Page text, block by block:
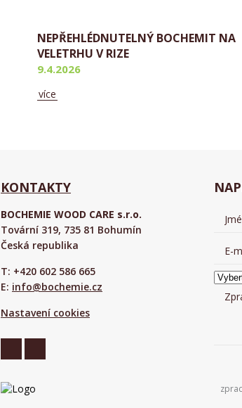
NEPŘEHLÉDNUTELNÝ BOCHEMIT NA
VELETRHU V RIZE
9.4.2026
více
KONTAKTY
BOCHEMIE WOOD CARE s.r.o.
Tovární 319, 735 81 Bohumín
Česká republika
T: +420 602 586 665
E: info@bochemie.cz
Nastavení cookies